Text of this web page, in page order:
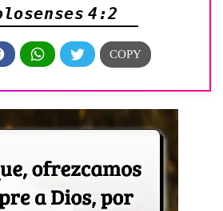
4:2